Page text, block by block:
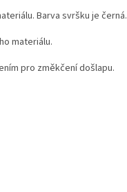
Barva svršku je černá.
materiálu.
pro změkčení došlapu.